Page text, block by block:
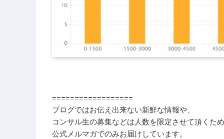
==================
ブログではお伝え出来ない新鮮な情報や、
コンサル生の募集などは人数を限定させて頂くため
公式メルマガでのみお届けしています。